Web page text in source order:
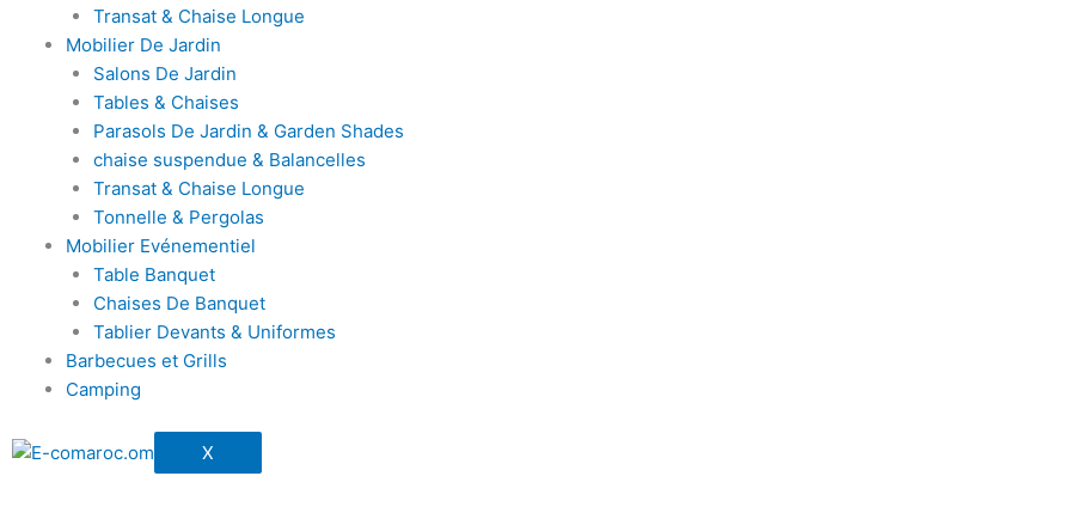
Transat & Chaise Longue
Mobilier De Jardin
Salons De Jardin
Tables & Chaises
Parasols De Jardin & Garden Shades
chaise suspendue & Balancelles
Transat & Chaise Longue
Tonnelle & Pergolas
Mobilier Evénementiel
Table Banquet
Chaises De Banquet
Tablier Devants & Uniformes
Barbecues et Grills
Camping
X